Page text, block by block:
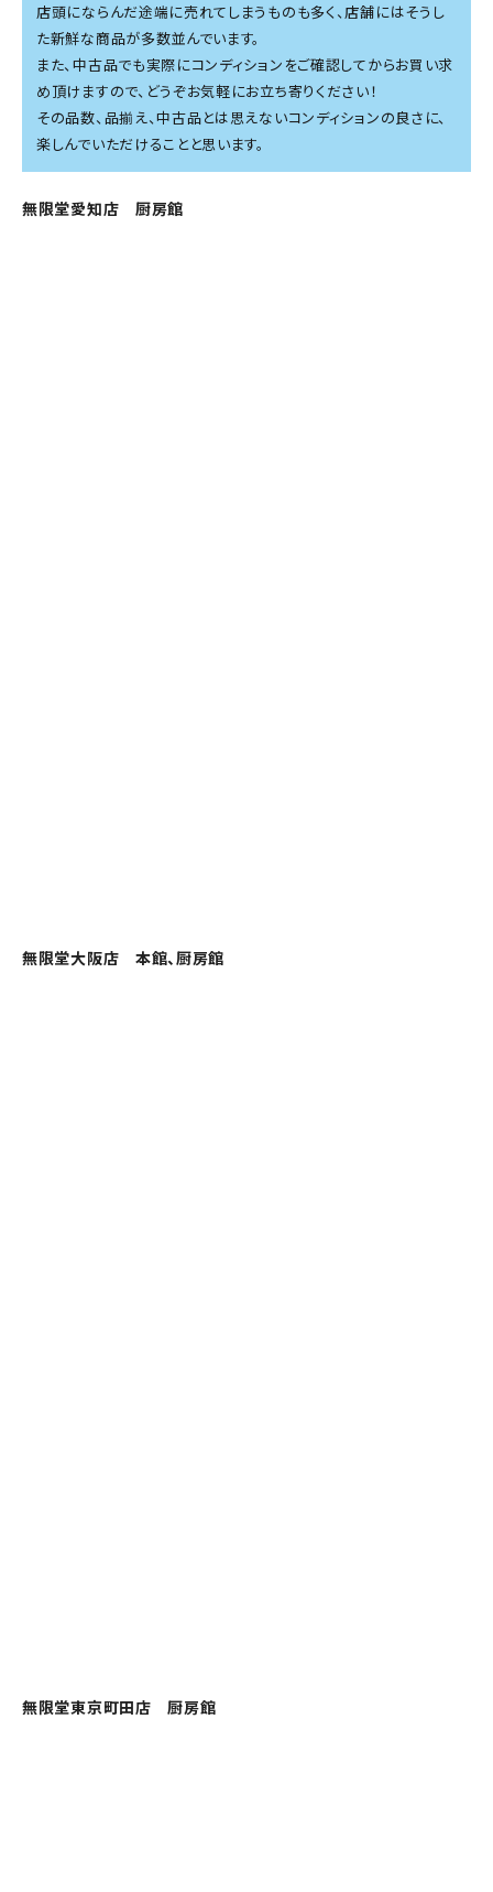
店頭にならんだ途端に売れてしまうものも多く、店舗にはそうし
た新鮮な商品が多数並んでいます。
また、中古品でも実際にコンディションをご確認してからお買い求
め頂けますので、どうぞお気軽にお立ち寄りください！
その品数、品揃え、中古品とは思えないコンディションの良さに、
楽しんでいただけることと思います。
無限堂愛知店 厨房館
無限堂大阪店 本館、厨房館
無限堂東京町田店 厨房館